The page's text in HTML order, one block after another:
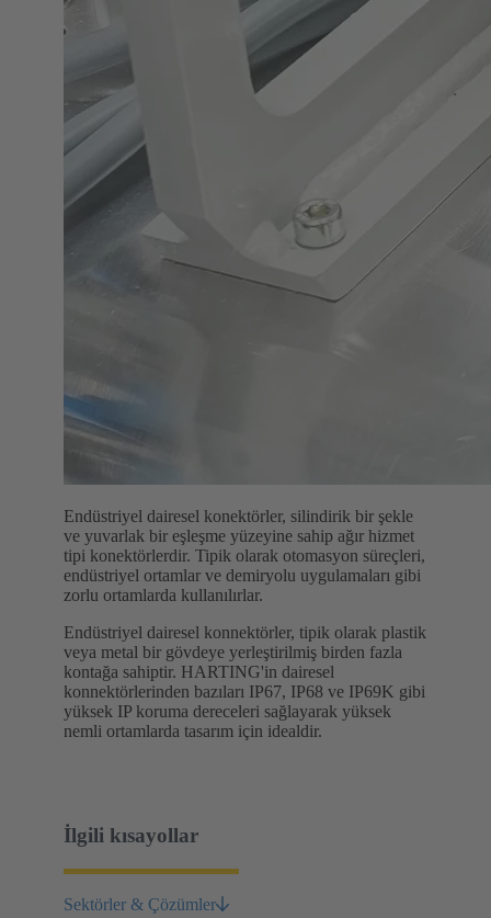
Endüstriyel dairesel konektörler, silindirik bir şekle
ve yuvarlak bir eşleşme yüzeyine sahip ağır hizmet
tipi konektörlerdir. Tipik olarak otomasyon süreçleri,
endüstriyel ortamlar ve demiryolu uygulamaları gibi
zorlu ortamlarda kullanılırlar.
Endüstriyel dairesel konnektörler, tipik olarak plastik
veya metal bir gövdeye yerleştirilmiş birden fazla
kontağa sahiptir. HARTING'in dairesel
konnektörlerinden bazıları IP67, IP68 ve IP69K gibi
yüksek IP koruma dereceleri sağlayarak yüksek
nemli ortamlarda tasarım için idealdir.
İlgili kısayollar
Sektörler & Çözümler